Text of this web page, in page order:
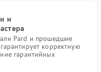
и
Pard и прошедшие
корректную
гарантийных